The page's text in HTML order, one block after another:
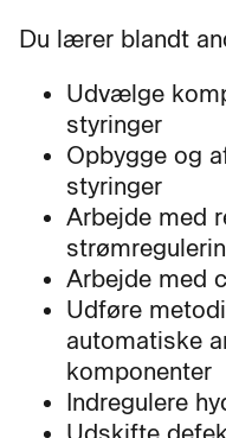
Du lærer blandt
Udvælge
styringer
Opbygge og
styringer
Arbejde med
Arbejde med
Udføre
automatiske
komponenter
Indregulere